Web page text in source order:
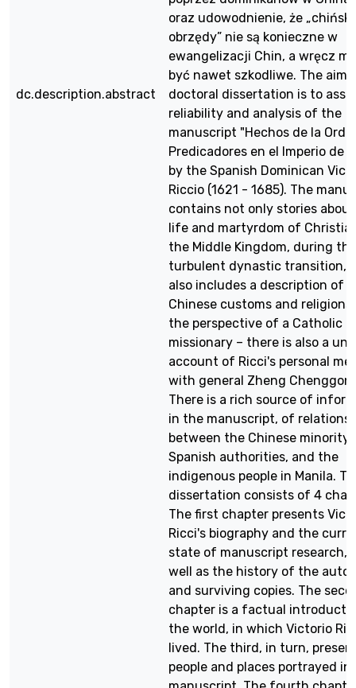
dc.description.abstract
oraz udowodnienie, że
obrzędy” nie są konieczne w
ewangelizacji Chin, a wręcz
być nawet szkodliwe. The aim
doctoral dissertation is to
reliability and analysis of the
manuscript "Hechos de la
Predicadores en el Imperio de
by the Spanish Dominican
Riccio (1621 - 1685). The
contains not only stories
life and martyrdom of
the Middle Kingdom, during the
turbulent dynastic transition,
also includes a description of
Chinese customs and
the perspective of a Catholic
missionary – there is also a
account of Ricci's personal
with general Zheng
There is a rich source of
in the manuscript, of relations
between the Chinese minority,
Spanish authorities, and the
indigenous people in Manila.
dissertation consists of 4
The first chapter presents
Ricci's biography and the
state of manuscript research,
well as the history of the
and surviving copies. The
chapter is a factual
the world, in which Victorio
lived. The third, in turn,
people and places portrayed in